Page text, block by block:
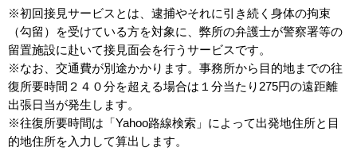
※初回接見サービスとは、逮捕やそれに引き続く身体の拘束
（勾留）を受けている方を対象に、弊所の弁護士が警察署等の
留置施設に赴いて接見面会を行うサービスです。
※なお、交通費が別途かかります。事務所から目的地までの往
復所要時間２４０分を超える場合は１分当たり275円の遠距離
出張日当が発生します。
※往復所要時間は「Yahoo路線検索」によって出発地住所と目
的地住所を入力して算出します。